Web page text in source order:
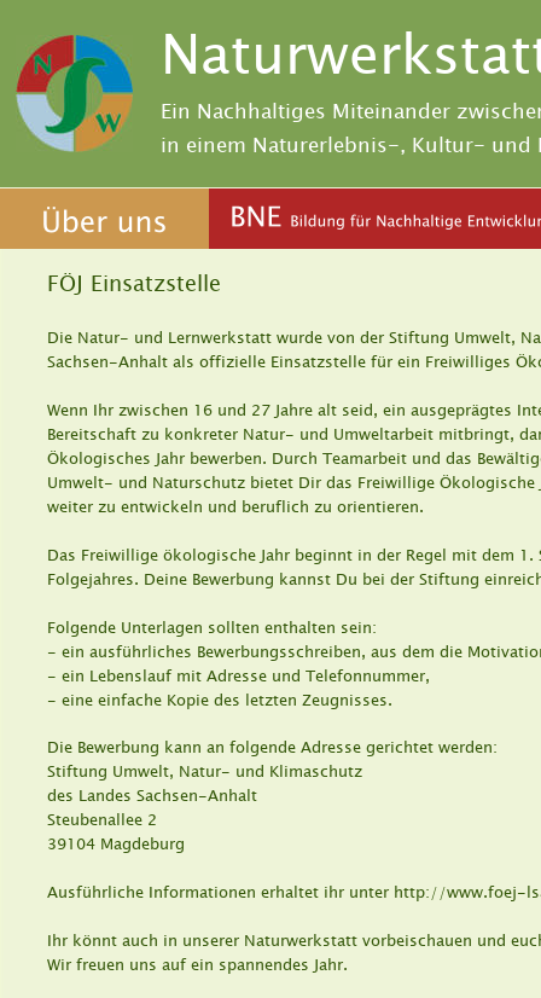
FÖJ Einsatzstelle
Die Natur- und Lernwerkstatt wurde von der Stiftung Umwelt,
Sachsen-Anhalt als offizielle Einsatzstelle für ein Freiwilliges
Wenn Ihr zwischen 16 und 27 Jahre alt seid, ein ausgeprägtes
Bereitschaft zu konkreter Natur- und Umweltarbeit mitbringt,
Ökologisches Jahr bewerben. Durch Teamarbeit und das
Umwelt- und Naturschutz bietet Dir das Freiwillige
weiter zu entwickeln und beruflich zu orientieren.
Das Freiwillige ökologische Jahr beginnt in der Regel mit dem
Folgejahres. Deine Bewerbung kannst Du bei der Stiftung
Folgende Unterlagen sollten enthalten sein:
- ein ausführliches Bewerbungsschreiben, aus dem die
- ein Lebenslauf mit Adresse und Telefonnummer,
- eine einfache Kopie des letzten Zeugnisses.
Die Bewerbung kann an folgende Adresse gerichtet werden:
Stiftung Umwelt, Natur- und Klimaschutz
des Landes Sachsen-Anhalt
Steubenallee 2
39104 Magdeburg
Ausführliche Informationen erhaltet ihr unter http://www.foej-
Ihr könnt auch in unserer Naturwerkstatt vorbeischauen und
Wir freuen uns auf ein spannendes Jahr.
Ein Nachhaltiges Miteinander
in einem Naturerlebnis-, Kultur- und